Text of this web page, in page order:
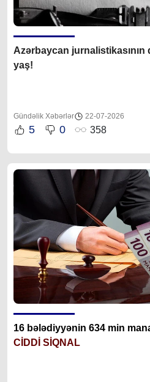
Azərbaycan
yaş!
Gündəlik Xəbərlər 22-07-2026
5 0 358
16 bələdiyyənin 634 min
CİDDİ SİQNAL